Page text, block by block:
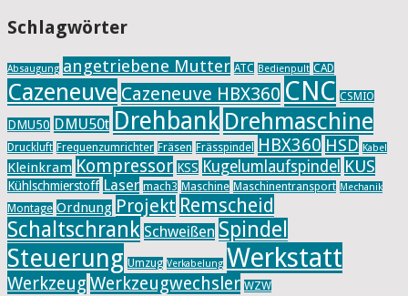
Schlagwörter
Absaugung angetriebene Mutter ATC Bedienpult CAD
Cazeneuve Cazeneuve HBX360 CNC CSMIO
DMU50 DMU50t Drehbank Drehmaschine
Druckluft Frequenzumrichter Fräsen Frässpindel HBX360 HSD Kabel
Kleinkram Kompressor KSS Kugelumlaufspindel KUS
Kühlschmierstoff Laser mach3 Maschine Maschinentransport Mechanik
Montage Ordnung Projekt Remscheid
Schaltschrank Schweißen Spindel
Steuerung Umzug Verkabelung Werkstatt
Werkzeug Werkzeugwechsler WZW